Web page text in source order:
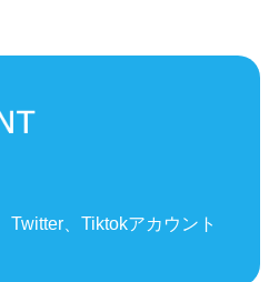
Twitter、Tiktokアカウント